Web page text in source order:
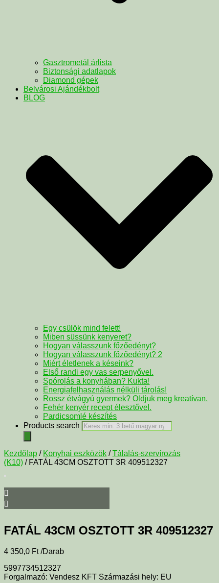
Gasztrometál árlista
Biztonsági adatlapok
Diamond gépek
Belvárosi Ajándékbolt
BLOG
Egy csülök mind felett!
Miben süssünk kenyeret?
Hogyan válasszunk főzőedényt?
Hogyan válasszunk főzőedényt? 2
Miért életlenek a késeink?
Első randi egy vas serpenyővel.
Spórolás a konyhában? Kukta!
Energiafelhasználás nélküli tárolás!
Rossz étvágyú gyermek? Oldjuk meg kreatívan.
Fehér kenyér recept élesztővel.
Pardicsomlé készítés
Products search
Kezdőlap / Konyhai eszközök /Tálalás-szervírozás
(K10) / FATÁL 43CM OSZTOTT 3R 409512327
FATÁL 43CM OSZTOTT 3R 409512327
4 350,0 Ft /Darab
5997734512327
Forgalmazó: Vendesz KFT Származási hely: EU